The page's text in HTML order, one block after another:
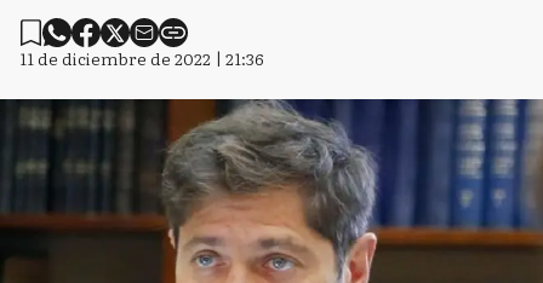
11 de diciembre de 2022 | 21:36